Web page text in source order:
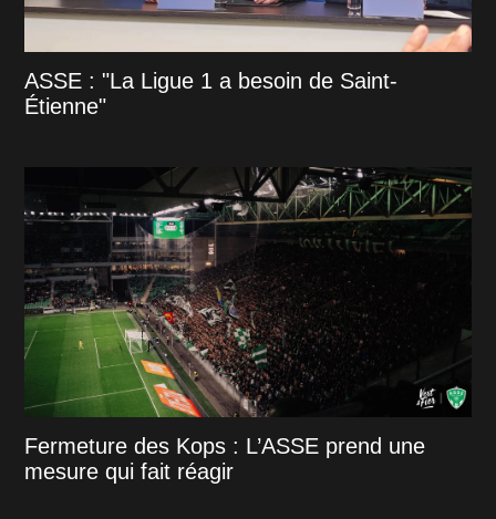
ASSE : "La Ligue 1 a besoin de Saint-
Étienne"
Fermeture des Kops : L’ASSE prend une
mesure qui fait réagir